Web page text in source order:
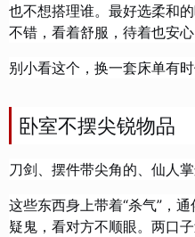
也不想搭理谁。最好选柔和
不错，看着舒服，待着也安心
别小看这个，换一套床单有
卧室不摆尖锐物品
刀剑、摆件带尖角的、仙人
这些东西身上带着“杀气”，
疑鬼，看对方不顺眼。两口